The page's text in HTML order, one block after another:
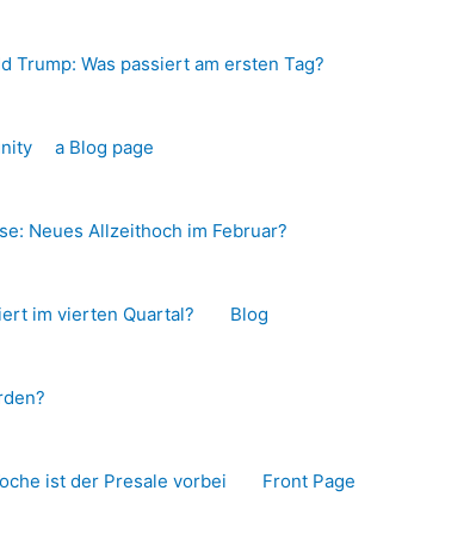
Trump: Was passiert am ersten Tag?
a Blog page
Neues Allzeithoch im Februar?
im vierten Quartal? Blog
ist der Presale vorbei Front Page